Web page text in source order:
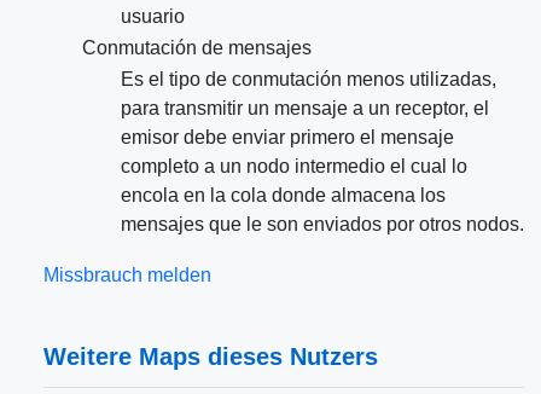
usuario
Conmutación de mensajes
Es el tipo de conmutación menos utilizadas,
para transmitir un mensaje a un receptor, el
emisor debe enviar primero el mensaje
completo a un nodo intermedio el cual lo
encola en la cola donde almacena los
mensajes que le son enviados por otros nodos.
Missbrauch melden
Weitere Maps dieses Nutzers